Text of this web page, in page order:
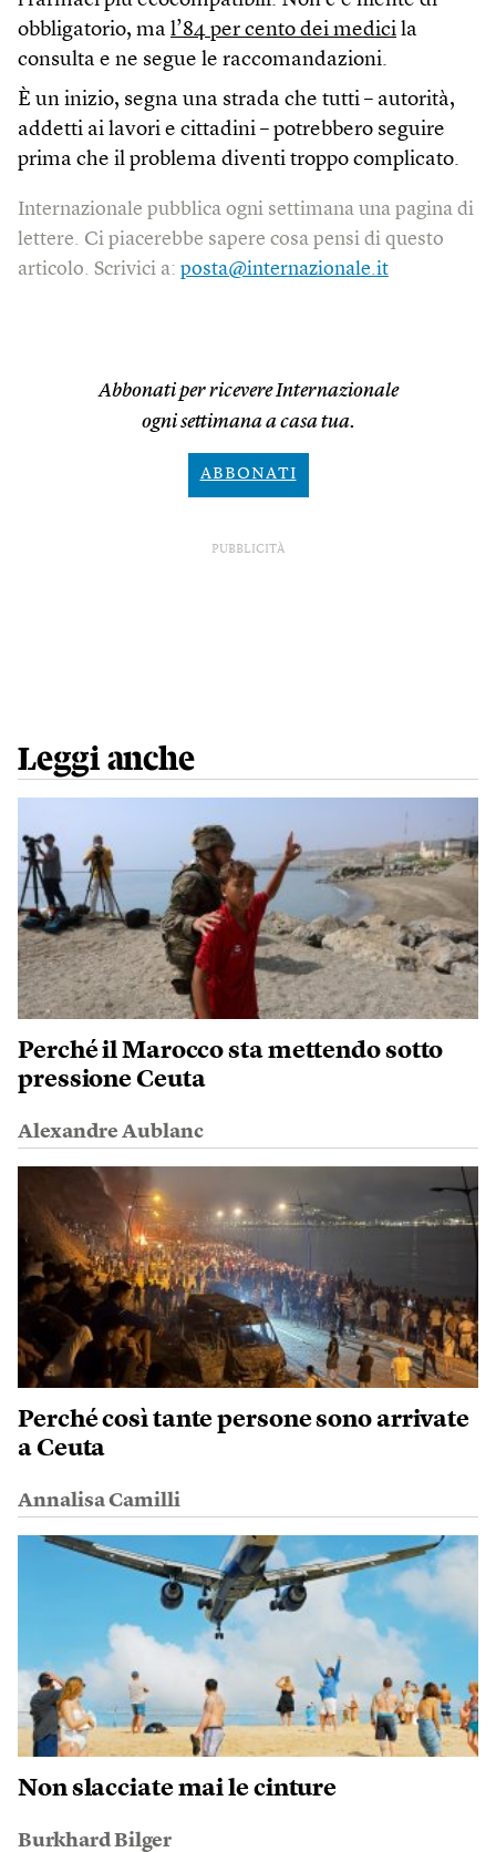
obbligatorio, ma l’84 per cento dei medici la
consulta e ne segue le raccomandazioni.
È un inizio, segna una strada che tutti – autorità,
addetti ai lavori e cittadini – potrebbero seguire
prima che il problema diventi troppo complicato.
Internazionale pubblica ogni settimana una pagina di
lettere. Ci piacerebbe sapere cosa pensi di questo
articolo. Scrivici a: posta@internazionale.it
Abbonati per ricevere Internazionale
ogni settimana a casa tua.
ABBONATI
PUBBLICITÀ
Leggi anche
Perché il Marocco sta mettendo sotto
pressione Ceuta
Alexandre Aublanc
Perché così tante persone sono arrivate
a Ceuta
Annalisa Camilli
Non slacciate mai le cinture
Burkhard Bilger